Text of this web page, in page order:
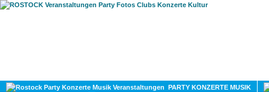
PARTY KONZERTE MUSIK